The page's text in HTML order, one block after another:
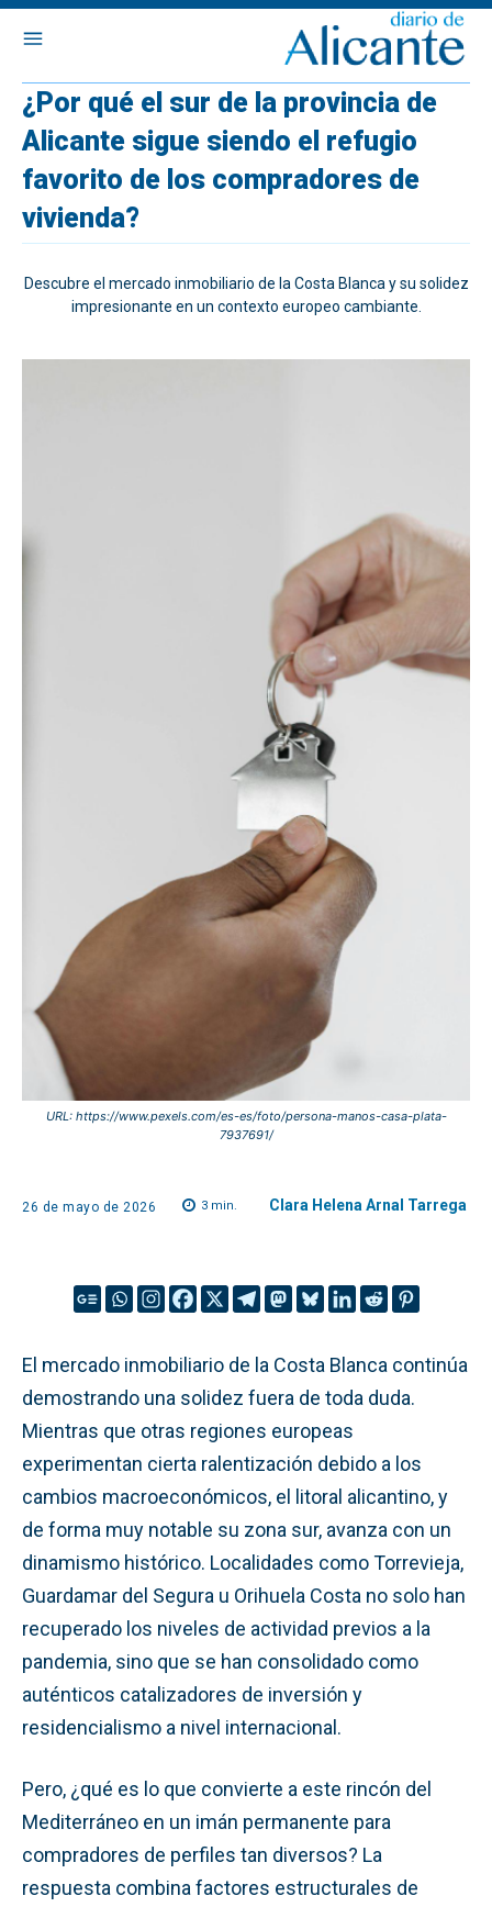
¿Por qué el sur de la provincia de
Alicante sigue siendo el refugio
favorito de los compradores de
vivienda?
Descubre el mercado inmobiliario de la Costa Blanca y su solidez
impresionante en un contexto europeo cambiante.
URL: https://www.pexels.com/es-es/foto/persona-manos-casa-plata-
7937691/
26 de mayo de 2026 3 min. Clara Helena Arnal Tarrega
El mercado inmobiliario de la Costa Blanca continúa
demostrando una solidez fuera de toda duda.
Mientras que otras regiones europeas
experimentan cierta ralentización debido a los
cambios macroeconómicos, el litoral alicantino, y
de forma muy notable su zona sur, avanza con un
dinamismo histórico. Localidades como Torrevieja,
Guardamar del Segura u Orihuela Costa no solo han
recuperado los niveles de actividad previos a la
pandemia, sino que se han consolidado como
auténticos catalizadores de inversión y
residencialismo a nivel internacional.
Pero, ¿qué es lo que convierte a este rincón del
Mediterráneo en un imán permanente para
compradores de perfiles tan diversos? La
respuesta combina factores estructurales de